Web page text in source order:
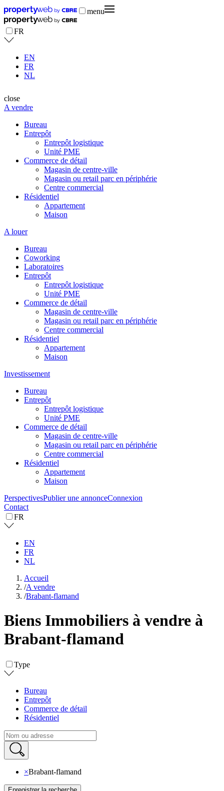
menu
FR
EN
FR
NL
close
A vendre
Bureau
Entrepôt
Entrepôt logistique
Unité PME
Commerce de détail
Magasin de centre-ville
Magasin ou retail parc en périphérie
Centre commercial
Résidentiel
Appartement
Maison
A louer
Bureau
Coworking
Laboratoires
Entrepôt
Entrepôt logistique
Unité PME
Commerce de détail
Magasin de centre-ville
Magasin ou retail parc en périphérie
Centre commercial
Résidentiel
Appartement
Maison
Investissement
Bureau
Entrepôt
Entrepôt logistique
Unité PME
Commerce de détail
Magasin de centre-ville
Magasin ou retail parc en périphérie
Centre commercial
Résidentiel
Appartement
Maison
PerspectivesPublier une annonceConnexion
Contact
FR
EN
FR
NL
Accueil
/A vendre
/Brabant-flamand
Biens Immobiliers à vendre à
Brabant-flamand
Type
Bureau
Entrepôt
Commerce de détail
Résidentiel
×Brabant-flamand